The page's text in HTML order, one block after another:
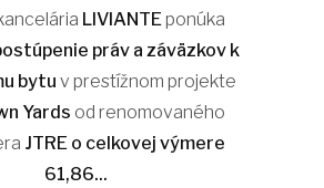
LIVIANTEponúka
práv a záväzkov k
bytu v prestížnom projekte
Yards od renomovaného
JTRE o celkovej výmere
61,86...